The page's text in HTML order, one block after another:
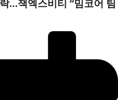
…잭엑스비티 “밈코어 팀